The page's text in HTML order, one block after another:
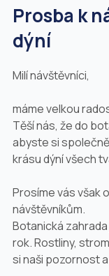
Prosba k
dýní
Milí návštěvníci,
máme velkou
Těší nás, že do
abyste si
krásu dýní všech
Prosíme vás však
návštěvníkům.
Botanická
rok. Rostliny,
si naši pozornost